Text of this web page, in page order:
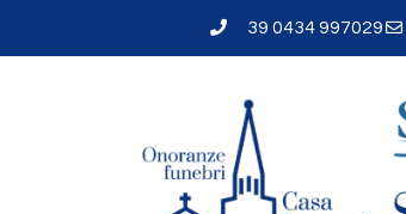
39 0434 997029